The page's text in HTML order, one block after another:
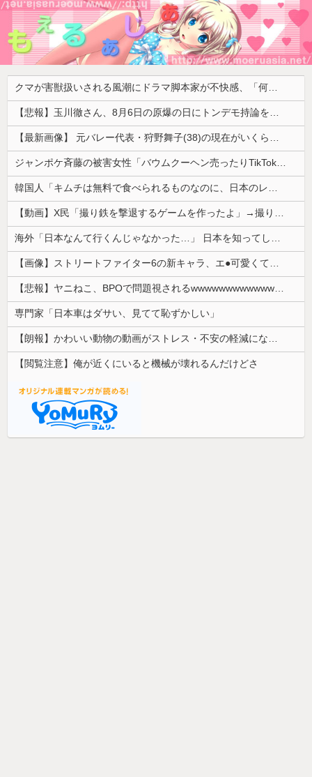
クマが害獣扱いされる風潮にドラマ脚本家が不快感、「何度もクマに会ったことがあるけど全然怖くなかった」と主張しており……
【悲報】玉川徹さん、8月6日の原爆の日にトンデモ持論を展開し物議… → ネット「それ、今日言うことなのか…？」ｗｗｗｗｗｗｗｗｗｗｗｗｗ
【最新画像】 元バレー代表・狩野舞子(38)の現在がいくらなんでも即ハボすぎる！
ジャンポケ斉藤の被害女性「バウムクーヘン売ったりTikTokライブしててムカついたから示談しなかった」
韓国人「キムチは無料で食べられるものなのに、日本のレストランで注文したら何とお金を取ろうとしてきたんです」
【動画】X民「撮り鉄を撃退するゲームを作ったよ」→撮り鉄「！？！！？？」ｼｭﾎﾟﾎﾟﾎﾟﾎﾟ
海外「日本なんて行くんじゃなかった…」 日本を知ってしまったディズニー信者、帰国後『本家』に失望する事態に
【画像】ストリートファイター6の新キャラ、エ●可愛くてメロメロになるプレイヤーが続出ｗｗｗｗｗ
【悲報】ヤニねこ、BPOで問題視されるwwwwwwwwwwwwwwwwwwwwwwww
専門家「日本車はダサい、見てて恥ずかしい」
【朗報】かわいい動物の動画がストレス・不安の軽減になる可能性。英大学の研究で実証
【閲覧注意】俺が近くにいると機械が壊れるんだけどさ